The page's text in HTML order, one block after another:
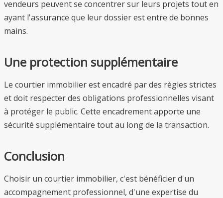
vendeurs peuvent se concentrer sur leurs projets tout en
ayant l'assurance que leur dossier est entre de bonnes
mains.
Une protection supplémentaire
Le courtier immobilier est encadré par des règles strictes
et doit respecter des obligations professionnelles visant
à protéger le public. Cette encadrement apporte une
sécurité supplémentaire tout au long de la transaction.
Conclusion
Choisir un courtier immobilier, c'est bénéficier d'un
accompagnement professionnel, d'une expertise du